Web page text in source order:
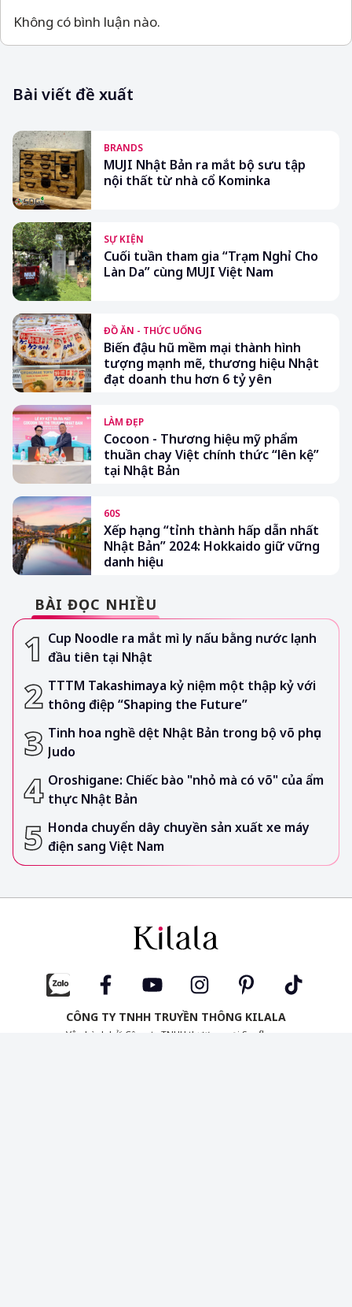
Không có bình luận nào.
Bài viết đề xuất
BRANDS
MUJI Nhật Bản ra mắt bộ sưu tập
nội thất từ nhà cổ Kominka
SỰ KIỆN
Cuối tuần tham gia “Trạm Nghỉ Cho
Làn Da” cùng MUJI Việt Nam
ĐỒ ĂN - THỨC UỐNG
Biến đậu hũ mềm mại thành hình
tượng mạnh mẽ, thương hiệu Nhật
đạt doanh thu hơn 6 tỷ yên
LÀM ĐẸP
Cocoon - Thương hiệu mỹ phẩm
thuần chay Việt chính thức “lên kệ”
tại Nhật Bản
60S
Xếp hạng “tỉnh thành hấp dẫn nhất
Nhật Bản” 2024: Hokkaido giữ vững
danh hiệu
BÀI ĐỌC NHIỀU
Cup Noodle ra mắt mì ly nấu bằng nước lạnh
đầu tiên tại Nhật
TTTM Takashimaya kỷ niệm một thập kỷ với
thông điệp “Shaping the Future”
Tinh hoa nghề dệt Nhật Bản trong bộ võ phục
Judo
Oroshigane: Chiếc bào "nhỏ mà có võ" của ẩm
thực Nhật Bản
Honda chuyển dây chuyền sản xuất xe máy
điện sang Việt Nam
CÔNG TY TNHH TRUYỀN THÔNG KILALA
Vận hành bởi Công ty TNHH thương mại Sunflower